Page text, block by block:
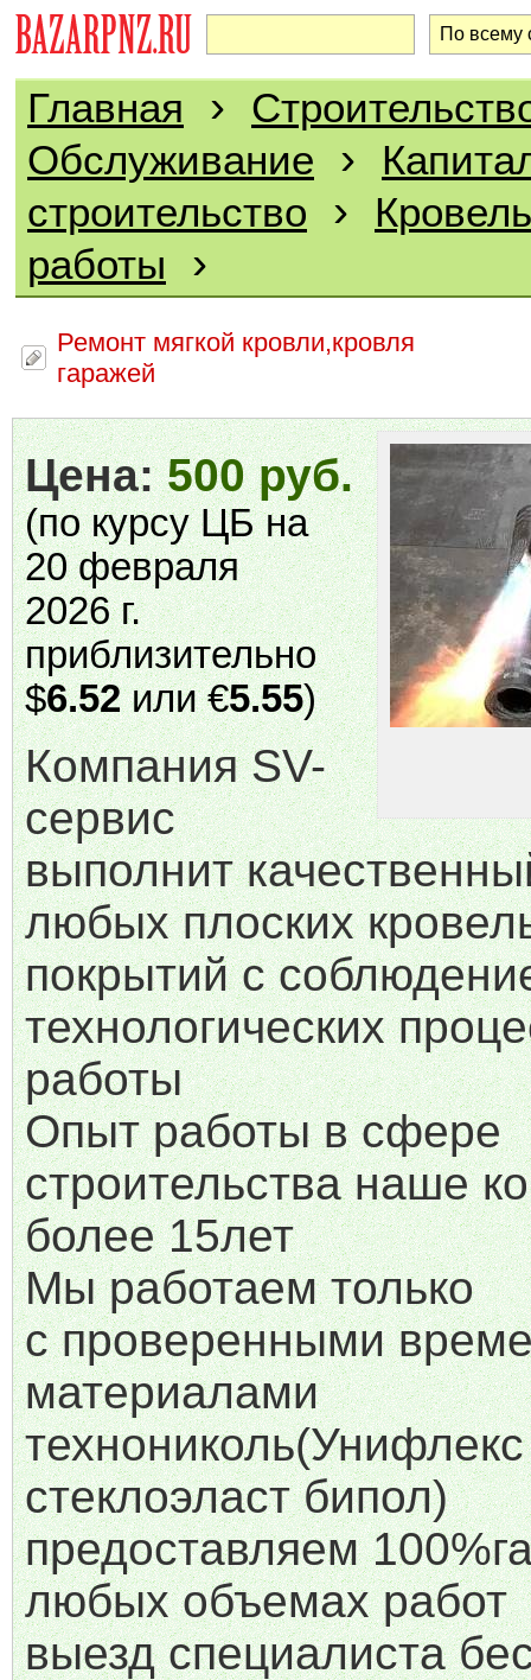
Главная ›
Обслуживание ›
строительство ›
работы
›
Ремонт мягкой кровли,кровля
гаражей
Цена:500 руб.
(по курсу ЦБ на
20 февраля
2026 г.
приблизительно
$6.52или €5.55)
Компания SV-
сервис
выполнит
любых плоских
покрытий с
технологических
работы
Опыт работы в сфере
строительства наше
более 15лет
Мы работаем только
с проверенными
материалами
стеклоэласт бипол)
предоставляем
любых объемах работ
выезд специалиста